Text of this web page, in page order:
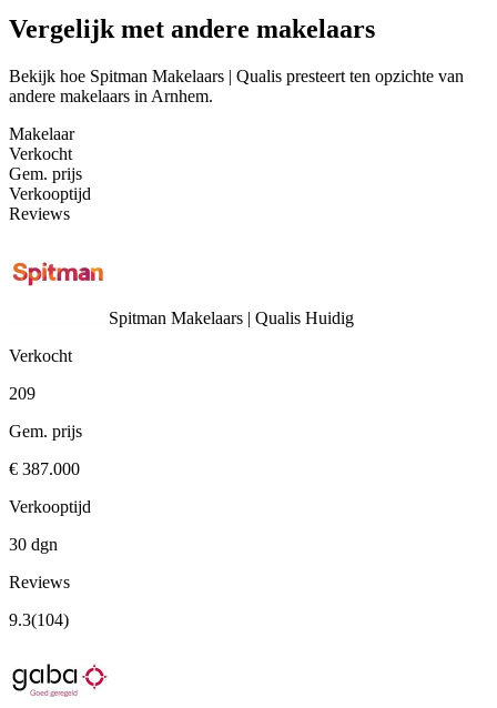
Vergelijk met andere makelaars
Bekijk hoe Spitman Makelaars | Qualis presteert ten opzichte van
andere makelaars in Arnhem.
Makelaar
Verkocht
Gem. prijs
Verkooptijd
Reviews
Spitman Makelaars | Qualis Huidig
Verkocht
209
Gem. prijs
€ 387.000
Verkooptijd
30 dgn
Reviews
9.3(104)